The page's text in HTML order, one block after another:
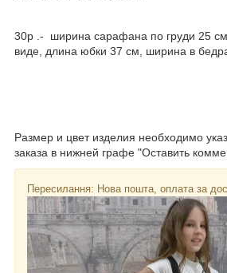
30р .- ширина сарафана по груди 25 см
виде, длина юбки 37 см, ширина в
Размер и цвет изделия необходимо
заказа в нижней графе "Оставить
Пересилання: Нова пошта, оплата за